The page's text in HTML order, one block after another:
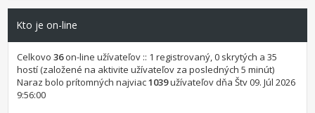
Kto je on-line
Celkovo36on-line užívateľov :: 1 registrovaný, 0 skrytých a 35
hostí (založené na aktivite užívateľov za posledných 5 minút)
Naraz bolo prítomných najviac1039užívateľov dňa Štv 09. Júl 2026
9:56:00